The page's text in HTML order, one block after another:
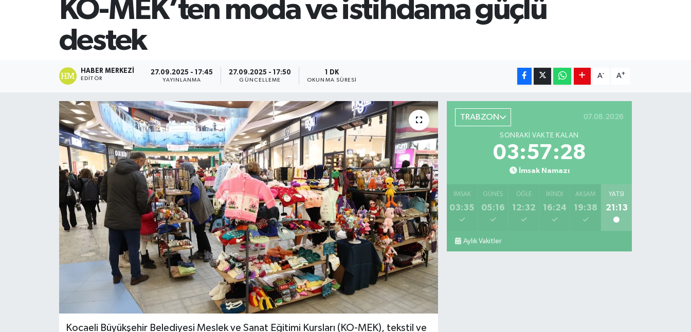
KO-MEK’ten moda ve istihdama güçlü
destek
HABER MERKEZI
EDITÖR
27.09.2025 - 17:45
YAYINLANMA
27.09.2025 - 17:50
GÜNCELLEME
1 DK
OKUNMA SÜRESI
A- A+
Kocaeli Büyükşehir Belediyesi Meslek ve Sanat Eğitimi Kursları (KO-MEK), tekstil ve
TRABZON 07.08.2026
SONRAKI VAKTE KALAN
03:57:27
İmsak Namazı
İMSAK
03:35
GÜNEŞ
05:16
ÖĞLE
12:32
İKINDI
16:24
AKŞAM
19:38
YATSI
21:13
Aylık Vakitler
SİYASET
Teknoloji
TRABZON